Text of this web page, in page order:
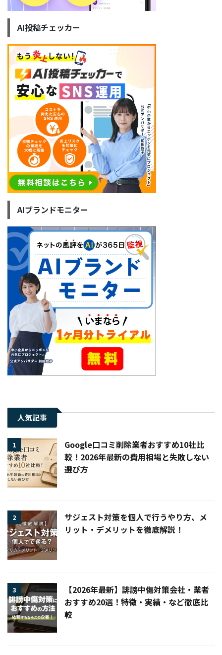
AI投稿チェッカー
AIブランドモニター
人気記事
1
Google口コミ削除業者おすすめ10社比
較！2026年最新の費用相場と失敗しない
選び方
2
サジェスト対策を個人で行うやり方、メ
リット・デメリットを徹底解説！
3
【2026年最新】誹謗中傷対策会社・業者
おすすめ20選！特徴・実績・など徹底比
較